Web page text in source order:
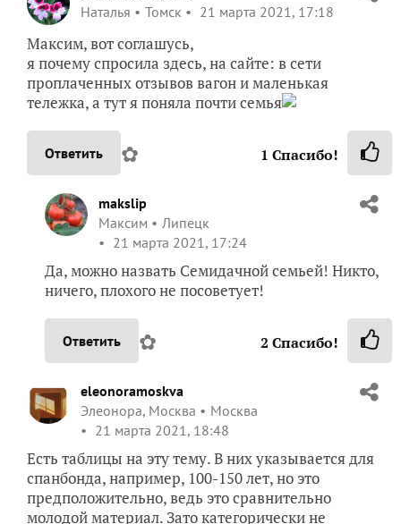
Наталья
Томск 21 марта 2021, 17:18
Максим, вот соглашусь,
я почему спросила здесь, на сайте: в сети
проплаченных отзывов вагон и маленькая
тележка, а тут я поняла почти семья
Ответить ✿ 1 Спасибо!
makslip
Максим
Липецк
21 марта 2021, 17:24
Да, можно назвать Семидачной семьей! Никто,
ничего, плохого не посоветует!
Ответить ✿ 2 Спасибо!
eleonoramoskva
Элеонора, Москва
Москва
21 марта 2021, 18:48
Есть таблицы на эту тему. В них указывается для
спанбонда, например, 100-150 лет, но это
предположительно, ведь это сравнительно
молодой материал. Зато категорически не